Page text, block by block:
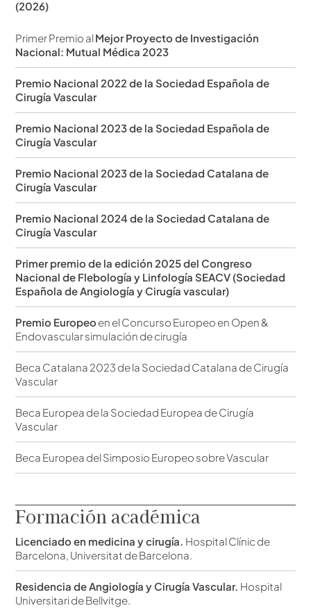
(2026)
Primer Premio alMejor Proyecto de Investigación
Nacional: Mutual Médica 2023
Premio Nacional 2022 de la Sociedad Española de
Cirugía Vascular
Premio Nacional 2023 de la Sociedad Española de
Cirugía Vascular
Premio Nacional 2023 de la Sociedad Catalana de
Cirugía Vascular
Premio Nacional 2024 de la Sociedad Catalana de
Cirugía Vascular
Primer premio de la edición 2025 del Congreso
Nacional de Flebología y Linfología SEACV (Sociedad
Española de Angiología y Cirugía vascular)
Premio Europeo en el Concurso Europeo en Open &
Endovascular simulación de cirugía
Beca Catalana 2023 de la Sociedad Catalana de Cirugía
Vascular
Beca Europea de la Sociedad Europea de Cirugía
Vascular
Beca Europea del Simposio Europeo sobre Vascular
Formación académica
Licenciado en medicina y cirugía. Hospital Clínic de
Barcelona, Universitat de Barcelona.
Residencia de Angiología y Cirugía Vascular. Hospital
Universitari de Bellvitge.